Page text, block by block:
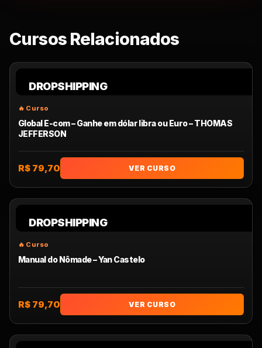
Cursos Relacionados
DROPSHIPPING
Global E-com – Ganhe em dólar libra ou Euro – THOMAS
JEFFERSON
R$ 79,70 VER CURSO
DROPSHIPPING
Manual do Nômade – Yan Castelo
R$ 79,70 VER CURSO